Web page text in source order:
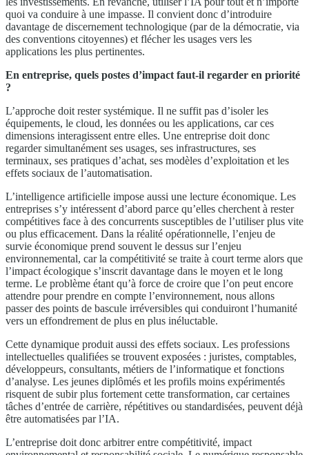
quoi va conduire à une impasse. Il convient donc d’introduire
davantage de discernement technologique (par de la démocratie, via
des conventions citoyennes) et flécher les usages vers les
applications les plus pertinentes.
En entreprise, quels postes d’impact faut-il regarder en priorité
?
L’approche doit rester systémique. Il ne suffit pas d’isoler les
équipements, le cloud, les données ou les applications, car ces
dimensions interagissent entre elles. Une entreprise doit donc
regarder simultanément ses usages, ses infrastructures, ses
terminaux, ses pratiques d’achat, ses modèles d’exploitation et les
effets sociaux de l’automatisation.
L’intelligence artificielle impose aussi une lecture économique. Les
entreprises s’y intéressent d’abord parce qu’elles cherchent à rester
compétitives face à des concurrents susceptibles de l’utiliser plus vite
ou plus efficacement. Dans la réalité opérationnelle, l’enjeu de
survie économique prend souvent le dessus sur l’enjeu
environnemental, car la compétitivité se traite à court terme alors que
l’impact écologique s’inscrit davantage dans le moyen et le long
terme. Le problème étant qu’à force de croire que l’on peut encore
attendre pour prendre en compte l’environnement, nous allons
passer des points de bascule irréversibles qui conduiront l’humanité
vers un effondrement de plus en plus inéluctable.
Cette dynamique produit aussi des effets sociaux. Les professions
intellectuelles qualifiées se trouvent exposées : juristes, comptables,
développeurs, consultants, métiers de l’informatique et fonctions
d’analyse. Les jeunes diplômés et les profils moins expérimentés
risquent de subir plus fortement cette transformation, car certaines
tâches d’entrée de carrière, répétitives ou standardisées, peuvent déjà
être automatisées par l’IA.
L’entreprise doit donc arbitrer entre compétitivité, impact